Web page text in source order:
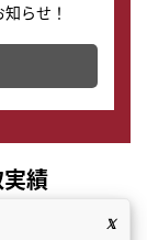
らせ！
来ます。
績